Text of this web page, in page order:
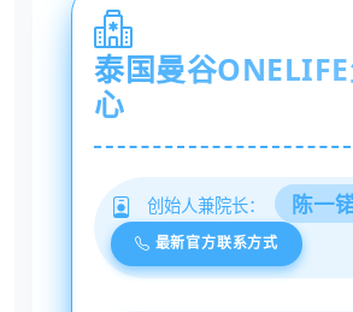
泰国曼谷
心
创始人兼院长： 陈一
最新官方联系方式